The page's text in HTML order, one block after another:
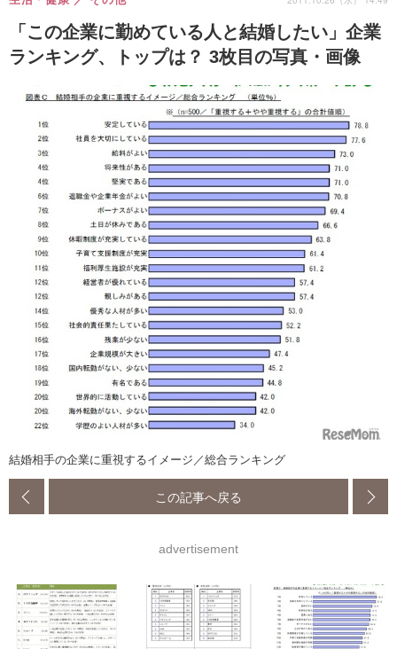
「この企業に勤めている人と結婚したい」企業
ランキング、トップは？ 3枚目の写真・画像
結婚相手の企業に重視するイメージ／総合ランキング
この記事へ戻る
advertisement